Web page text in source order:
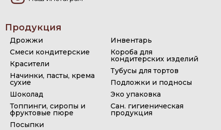
Продукция
Дрожжи
Смеси кондитерские
Красители
Начинки, пасты, крема
сухие
Шоколад
Топпинги, сиропы и
фруктовые пюре
Посыпки
Инвентарь
Короба для
кондитерских изделий
Тубусы для тортов
Подложки и подносы
Эко упаковка
Сан. гигиеническая
продукция